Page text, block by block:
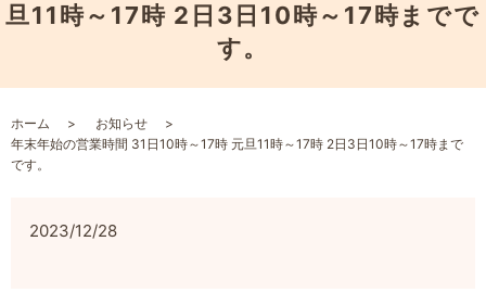
旦11時～17時 2日3日10時～17時までで
す。
ホーム
お知らせ
年末年始の営業時間 31日10時～17時 元旦11時～17時 2日3日10時～17時まで
です。
2023/12/28